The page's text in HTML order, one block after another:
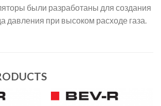
были разработаны для создания
давления при высоком расходе газа.